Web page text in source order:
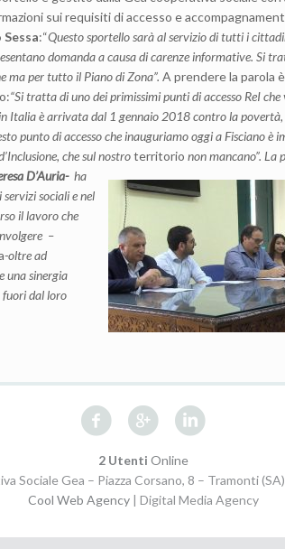
sui requisiti di accesso e
:“Questo sportello sarà al servizio di tutti i
domanda a causa di carenze informative. Si
ma per tutto il Piano di Zona”. A prendere la parola
“Sitratta di uno dei primissimi punti di accesso ReI
Italia è arrivata dal 1 gennaio 2018 contro la
punto di accesso che inauguriamo oggi a Fisciano è
che sul nostroterritorio non mancano”. La
D’Auria- ha
sociali e nel
il lavoro che
–
-oltre ad
una sinergia
fuori dal loro
2 Utenti Online
Sociale Gea – Piazza Corsano, 8 – Tramonti
Cool Web Agency| Digital Media Agency